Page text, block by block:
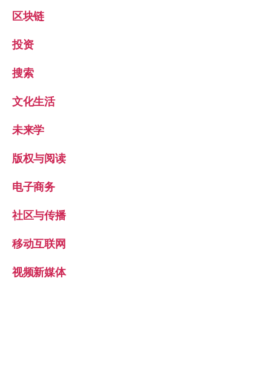
区块链
投资
搜索
文化生活
未来学
版权与阅读
电子商务
社区与传播
移动互联网
视频新媒体